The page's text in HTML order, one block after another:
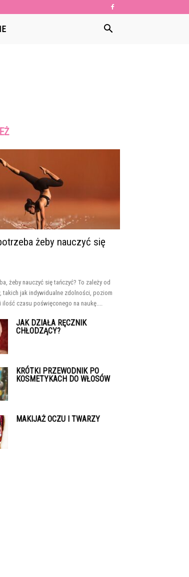
żeby nauczyć się
żeby nauczyć się tańczyć? To zależy od
takich jak indywidualne zdolności, poziom
ilość czasu poświęconego na naukę....
JAK DZIAŁA RĘCZNIK
CHŁODZĄCY?
KRÓTKI PRZEWODNIK PO
KOSMETYKACH DO WŁOSÓW
MAKIJAŻ OCZU I TWARZY